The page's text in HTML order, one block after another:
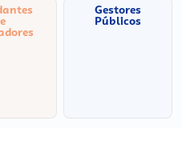
e
Gestores
Públicos